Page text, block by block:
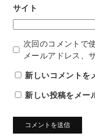
サイト
次回のコメントで
メールアドレス、
新しいコメントを
新しい投稿をメー